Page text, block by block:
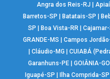
Angra dos Reis-RJ |
Barretos-SP | Batatais-SP |
SP |Boa Vista-RR |Cajamar-
GRANDE-MS | Campos
| Cláudio-MG | CUIABÁ
Garanhuns-PE |GOIÂNIA-GO
Iguapé-SP |Ilha Comprida-SP